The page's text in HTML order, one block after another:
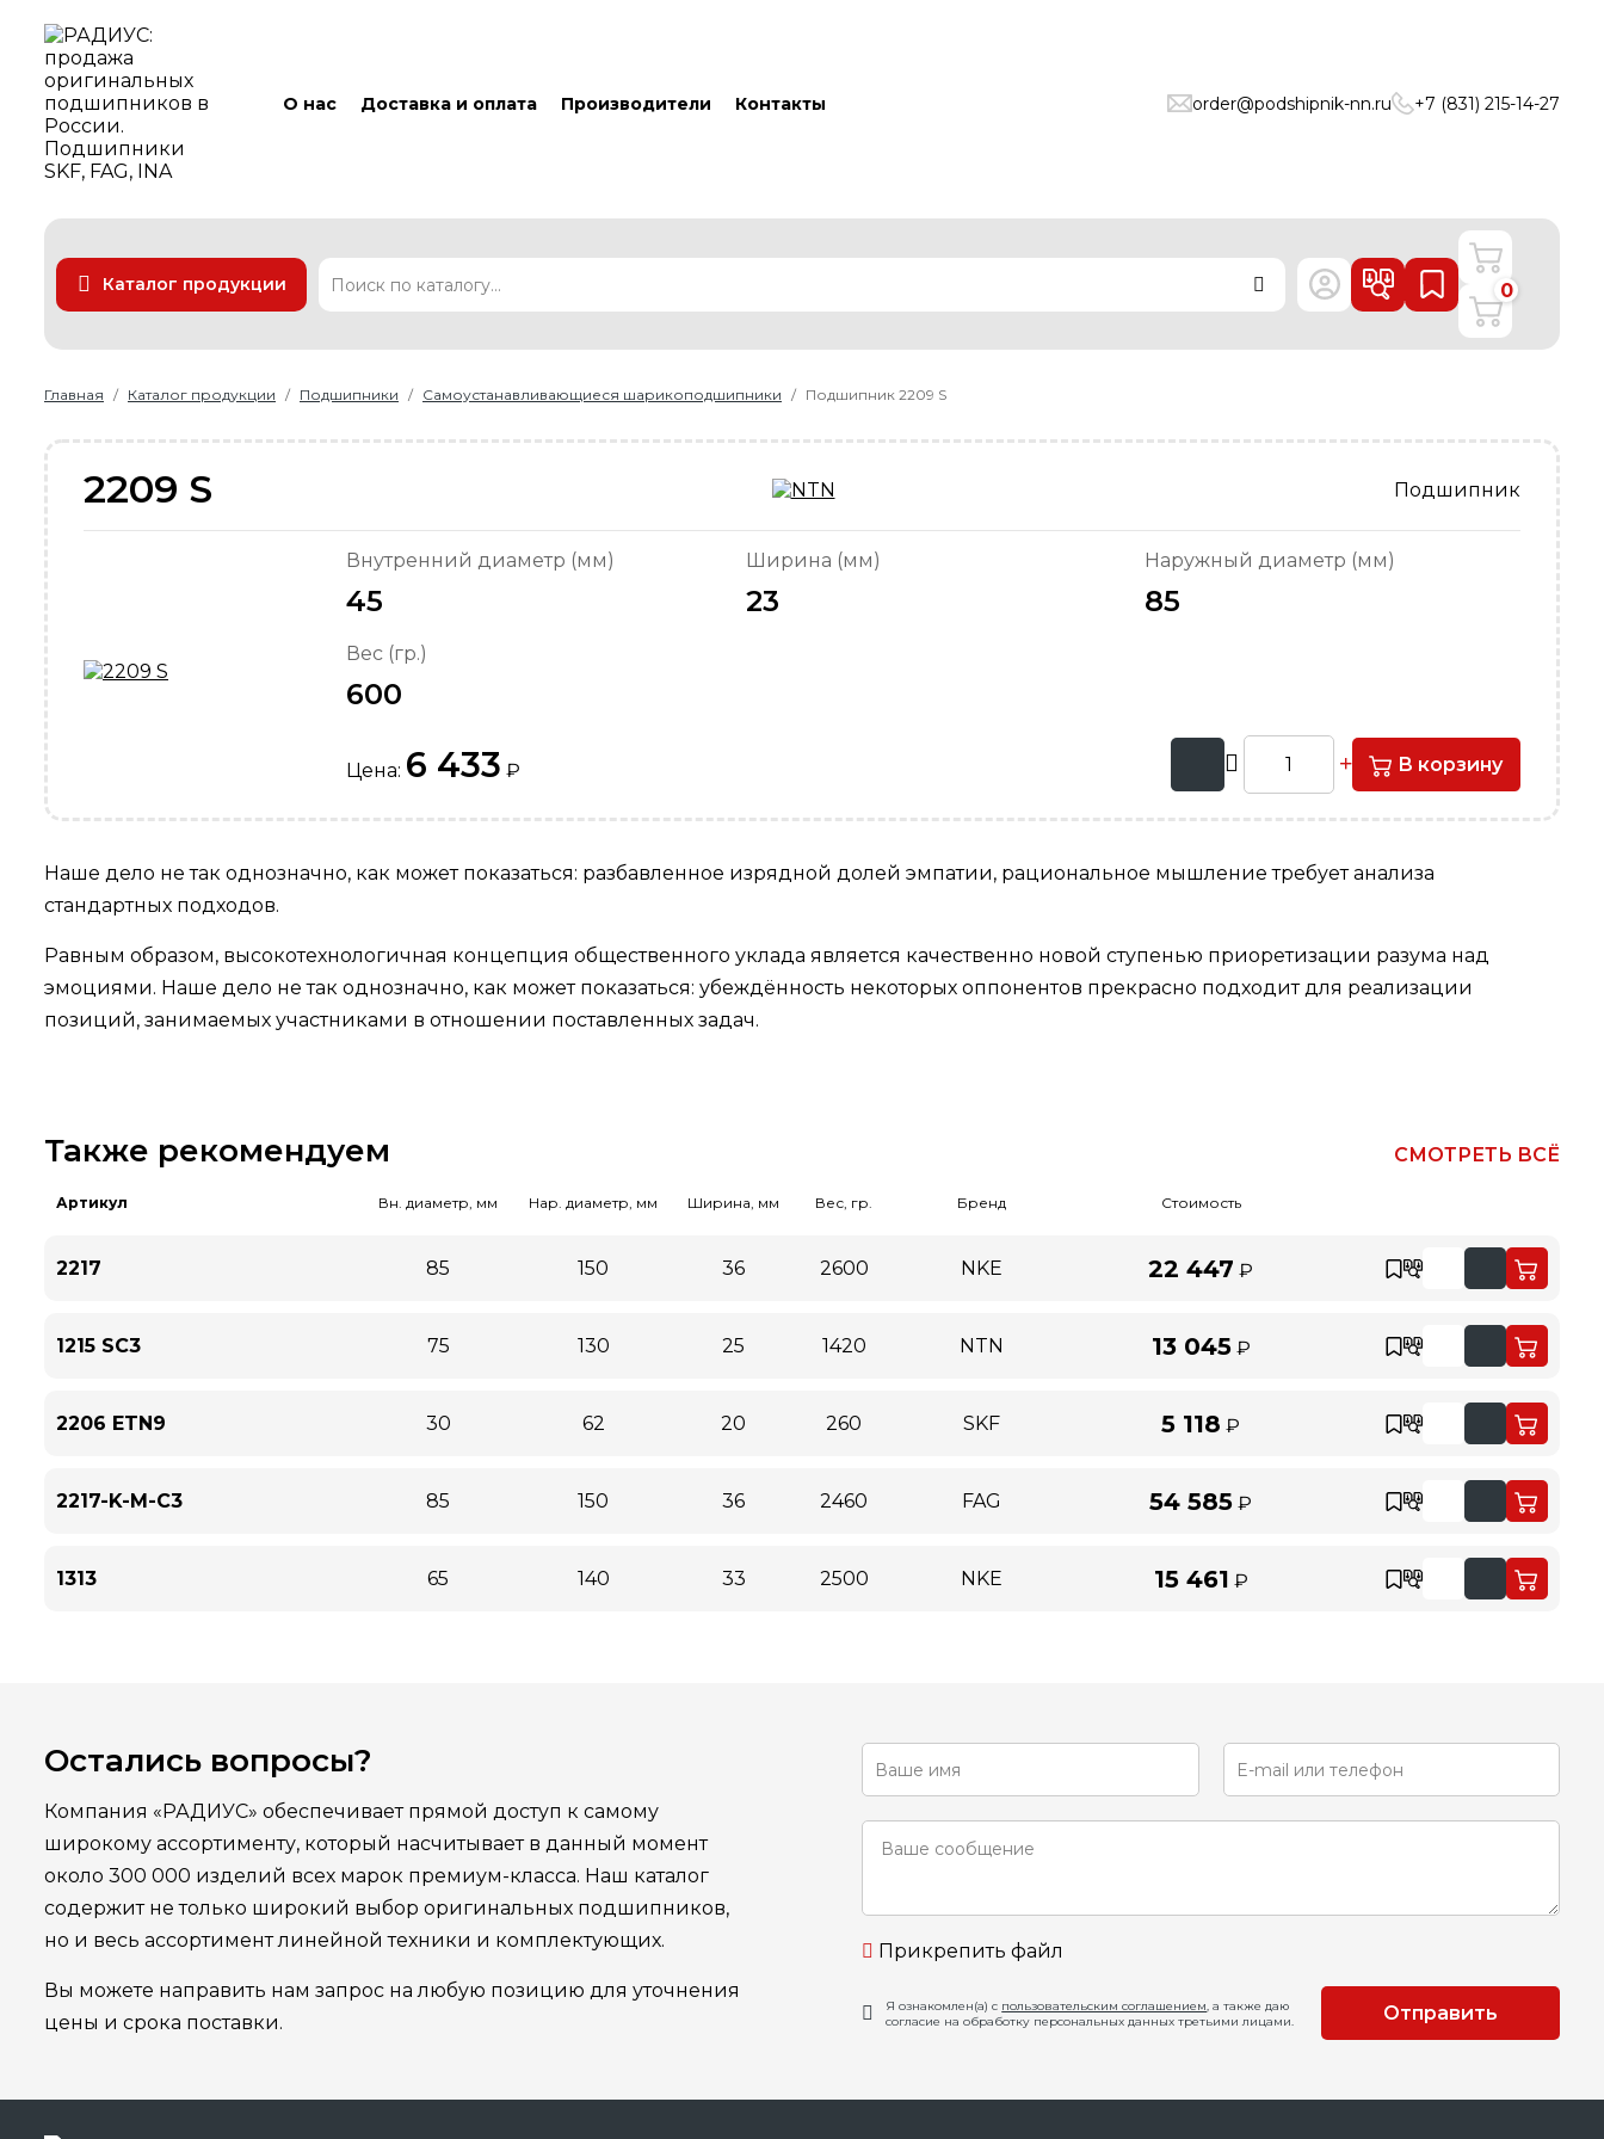
О нас Доставка и оплата Производители Контакты order@podshipnik-nn.ru +7 (831) 215-14-27
Каталог продукции
Уплотнения
0
Главная Каталог продукции Подшипники Самоустанавливающиеся шарикоподшипники Подшипник 2209 S
2209 S Подшипник
Внутренний диаметр (мм)
45
Ширина (мм)
23
Наружный диаметр (мм)
85
Вес (гр.)
600
Цена: 6 433 ₽ В корзину
Наше дело не так однозначно, как может показаться: разбавленное изрядной долей эмпатии, рациональное мышление требует анализа
стандартных подходов.
Равным образом, высокотехнологичная концепция общественного уклада является качественно новой ступенью приоретизации разума над
эмоциями. Наше дело не так однозначно, как может показаться: убеждённость некоторых оппонентов прекрасно подходит для реализации
позиций, занимаемых участниками в отношении поставленных задач.
Также рекомендуем СМОТРЕТЬ ВСЁ
Артикул Вн. диаметр, мм Нар. диаметр, мм Ширина, мм Вес, гр. Бренд Стоимость
2217 85 150 36 2600 NKE 22 447 ₽
1215 SC3 75 130 25 1420 NTN 13 045₽
2206 ETN9 30 62 20 260 SKF 5 118 ₽
2217-K-M-C3 85 150 36 2460 FAG 54 585 ₽
1313 65 140 33 2500 NKE 15 461 ₽
Остались вопросы?
Компания «РАДИУС» обеспечивает прямой доступ к самому
широкому ассортименту, который насчитывает в данный момент
около 300 000 изделий всех марок премиум-класса. Наш каталог
содержит не только широкий выбор оригинальных подшипников,
но и весь ассортимент линейной техники и комплектующих.
Вы можете направить нам запрос на любую позицию для уточнения
цены и срока поставки.
Прикрепить файл
Я ознакомлен(а) с пользовательским соглашением , а также даю
согласие на обработку персональных данных третьими лицами.
Отправить